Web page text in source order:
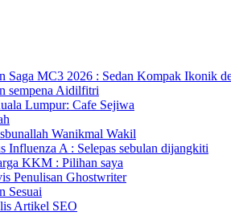
Saga MC3 2026 : Sedan Kompak Ikonik
sempena Aidilfitri
Lumpur: Cafe Sejiwa
Wanikmal Wakil
A : Selepas sebulan dijangkiti
KKM : Pilihan saya
Penulisan Ghostwriter
Sesuai
Artikel SEO